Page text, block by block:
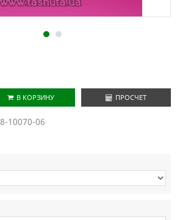
1 2
В КОРЗИНУ ПРОСЧЕТ
10070-06